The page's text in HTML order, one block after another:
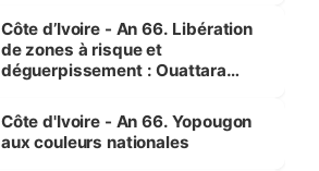
milieu des sinistrés
Côte d’Ivoire - An 66. Libération
de zones à risque et
déguerpissement : Ouattara
l'Etat de droit pour préserver les
vies humaines »
Côte d'Ivoire - An 66. Yopougon
aux couleurs nationales